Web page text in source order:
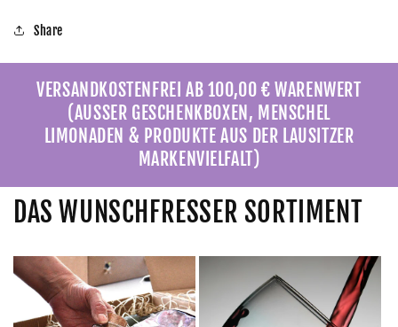
Share
VERSANDKOSTENFREI AB 100,00 € WARENWERT
(AUSSER GESCHENKBOXEN, MENSCHEL
LIMONADEN & PRODUKTE AUS DER LAUSITZER
MARKENVIELFALT)
DAS WUNSCHFRESSER SORTIMENT